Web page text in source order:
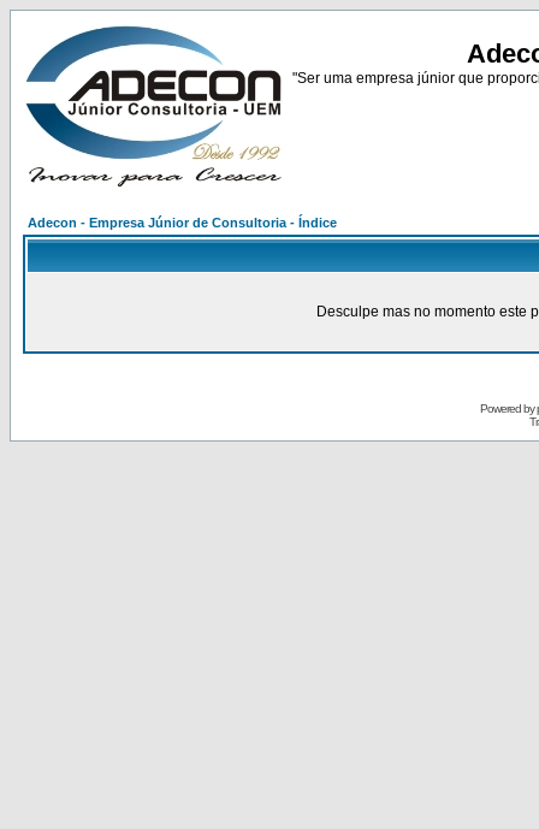
"Ser uma empresa júnior que
Adecon - Empresa Júnior de Consultoria - Índice
Desculpe mas no momento este
Powered by